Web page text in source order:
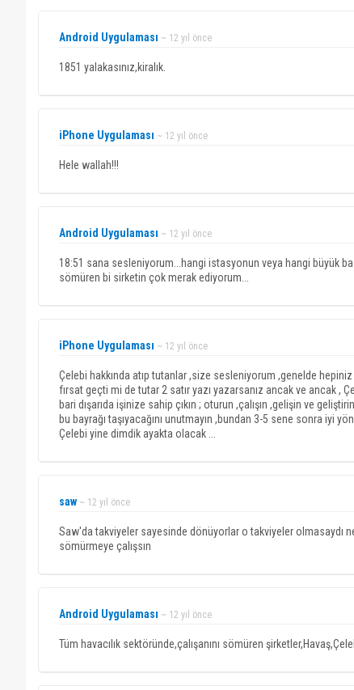
Android Uygulaması ~ 12 yıl önce
1851 yalakasınız,kiralık.
iPhone Uygulaması ~ 12 yıl önce
Hele wallah!!!
Android Uygulaması ~ 12 yıl önce
18:51 sana sesleniyorum...hangi istasyonun veya hangi büyük
sömüren bi sirketin çok merak ediyorum...
iPhone Uygulaması ~ 12 yıl önce
Çelebi hakkında atıp tutanlar ,size sesleniyorum ,genelde hepiniz
fırsat geçti mi de tutar 2 satır yazı yazarsanız ancak ve ancak ,
bari dışarıda işinize sahip çıkın ; oturun ,çalışın ,gelişin ve
bu bayrağı taşıyacağını unutmayın ,bundan 3-5 sene sonra iyi
Çelebi yine dimdik ayakta olacak ...
saw ~ 12 yıl önce
Saw'da takviyeler sayesinde dönüyorlar o takviyeler olmasaydı
sömürmeye çalışsın
Android Uygulaması ~ 12 yıl önce
Tüm havacılık sektöründe,çalışanını sömüren